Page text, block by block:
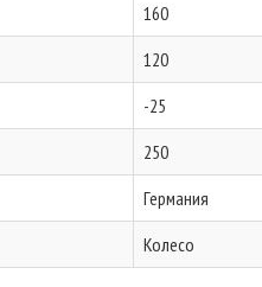
160
120
-25
250
Германия
Колесо